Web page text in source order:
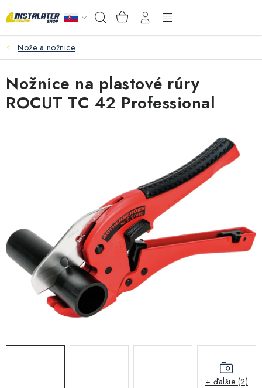
na
Hľadať NÁKUPNÝ
KOŠÍK
Ventily a armatúry
Meranie a regulácia
Kúrenie a chladenie
Komíny a dymovody
VEĽKOOBCHOD
AKO VYBRAŤ?
PREDAJŇA - RAKOVÁ
Nože a nožnice
Nožnice na plastové rúry
ROCUT TC 42 Professional
+ ďalšie (2)